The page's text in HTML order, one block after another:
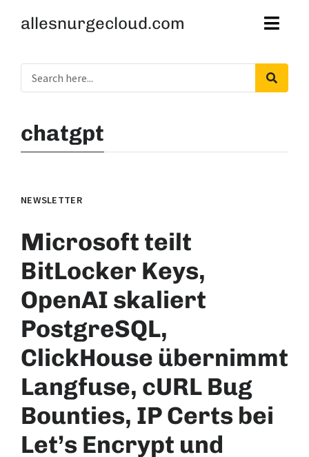
allesnurgecloud.com
chatgpt
NEWSLETTER
Microsoft teilt
BitLocker Keys,
OpenAI skaliert
PostgreSQL,
ClickHouse übernimmt
Langfuse, cURL Bug
Bounties, IP Certs bei
Let’s Encrypt und